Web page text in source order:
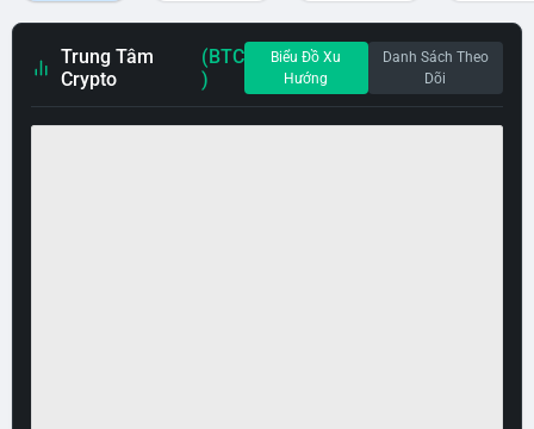
Trung Tâm
Crypto
(BTC
)
Biểu Đồ Xu
Hướng
Danh Sách Theo
Dõi